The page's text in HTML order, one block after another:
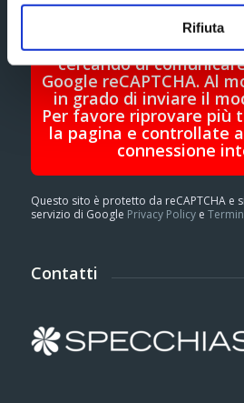
Rifiuta
Ci scusiamo, si è
cercando di
Google reCAPTCHA. Al
in grado di inviare il
Per favore riprovare più
la pagina e controllate
connessione
Questo sito è protetto da reCAPTCHA e
servizio di Google Privacy Policye
Contatti